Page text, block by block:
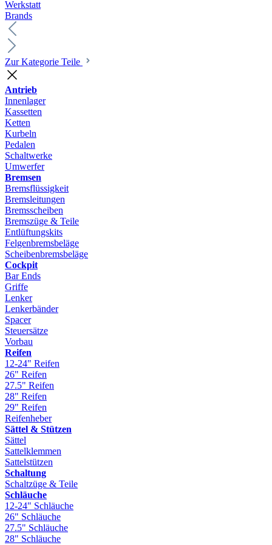
Werkstatt
Brands
Zur Kategorie Teile
Antrieb
Innenlager
Kassetten
Ketten
Kurbeln
Pedalen
Schaltwerke
Umwerfer
Bremsen
Bremsflüssigkeit
Bremsleitungen
Bremsscheiben
Bremszüge & Teile
Entlüftungskits
Felgenbremsbeläge
Scheibenbremsbeläge
Cockpit
Bar Ends
Griffe
Lenker
Lenkerbänder
Spacer
Steuersätze
Vorbau
Reifen
12-24" Reifen
26" Reifen
27.5" Reifen
28" Reifen
29" Reifen
Reifenheber
Sättel & Stützen
Sättel
Sattelklemmen
Sattelstützen
Schaltung
Schaltzüge & Teile
Schläuche
12-24" Schläuche
26" Schläuche
27.5" Schläuche
28" Schläuche